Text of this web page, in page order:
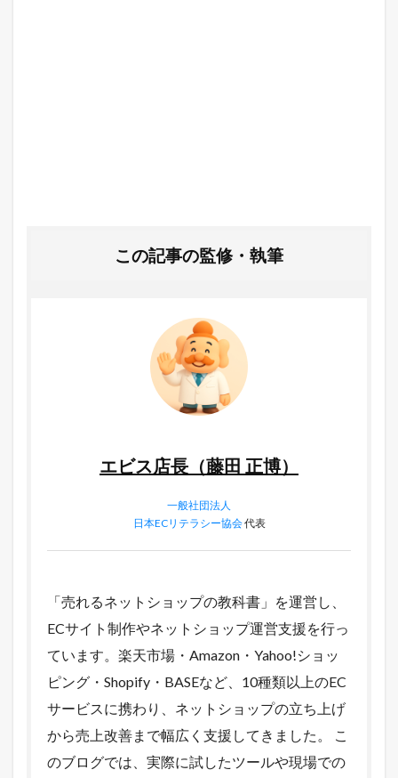
この記事の監修・執筆
エビス店長（藤田 正博）
一般社団法人
日本ECリテラシー協会代表
「売れるネットショップの教科書」を運営し、
ECサイト制作やネットショップ運営支援を行っ
ています。楽天市場・Amazon・Yahoo!ショッ
ピング・Shopify・BASEなど、10種類以上のEC
サービスに携わり、ネットショップの立ち上げ
から売上改善まで幅広く支援してきました。 こ
のブログでは、実際に試したツールや現場での